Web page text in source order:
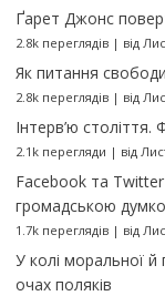
Ґарет Джонс
2.8k переглядів| від
Як питання
2.8k переглядів| від
Інтерв’ю століття.
2.1k перегляди | від
Facebook та Twitter
громадською
1.7k переглядів| від
У колі моральної й
очах поляків